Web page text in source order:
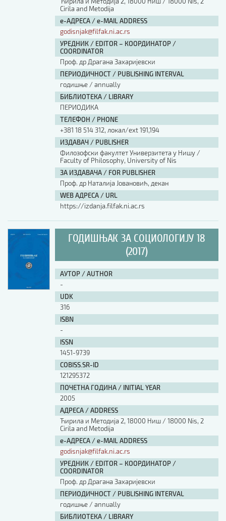
Cirila and Metodija
е-АДРЕСА / e-MAIL ADDRESS
godisnjak@filfak.ni.ac.rs
УРЕДНИК / EDITOR – КООРДИНАТОР /
COORDINATOR
Проф. др Драгана Захаријевски
ПЕРИОДИЧНОСТ / PUBLISHING INTERVAL
годишње / annually
БИБЛИОТЕКА / LIBRARY
ПЕРИОДИКА
ТЕЛЕФОН / PHONE
+381 18 514 312, локал/ext 191,194
ИЗДАВАЧ / PUBLISHER
Филозофски факултет Универзитета у Нишу /
Faculty of Philosophy, University of Nis
ЗА ИЗДАВАЧА / FOR PUBLISHER
Проф. др Наталија Јовановић, декан
WEB АДРЕСА / URL
https://izdanja.filfak.ni.ac.rs
ГОДИШЊАК ЗА СОЦИОЛОГИЈУ 18
(2017)
АУТОР / AUTHOR
-
UDK
316
ISBN
-
ISSN
1451-9739
COBISS.SR-ID
121295372
ПОЧЕТНА ГОДИНА / INITIAL YEAR
2005
АДРЕСА / ADDRESS
Ћирила и Методија 2, 18000 Ниш / 18000 Nis, 2
Cirila and Metodija
е-АДРЕСА / e-MAIL ADDRESS
godisnjak@filfak.ni.ac.rs
УРЕДНИК / EDITOR – КООРДИНАТОР /
COORDINATOR
Проф. др Драгана Захаријевски
ПЕРИОДИЧНОСТ / PUBLISHING INTERVAL
годишње / annually
БИБЛИОТЕКА / LIBRARY